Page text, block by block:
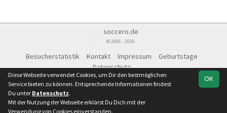
Team Kreisliga St. 2
soccero.de
© 2006 - 2026
Besucherstatistik Kontakt Impressum
Geburtstage
Datenschutz
OK
Diese Webseite verwendet Cookies, um Dir den bestmöglichen
Service bieten zu können. Entsprechende Informationen findest
Du unter Datenschutz.
Mit der Nutzung der Webseite erklärst Du Dich mit der
Verwendung von Cookies einverstanden.